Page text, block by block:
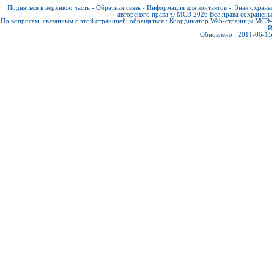
Подняться в верхнюю часть - Обратная связь - Информация для контактов - Знак охраны
авторского права © МСЭ 2026 Все права сохранены
По вопросам, связанным с этой страницей, обращаться : Координатор Web-страницы МСЭ-
R
Обновлено : 2011-06-15